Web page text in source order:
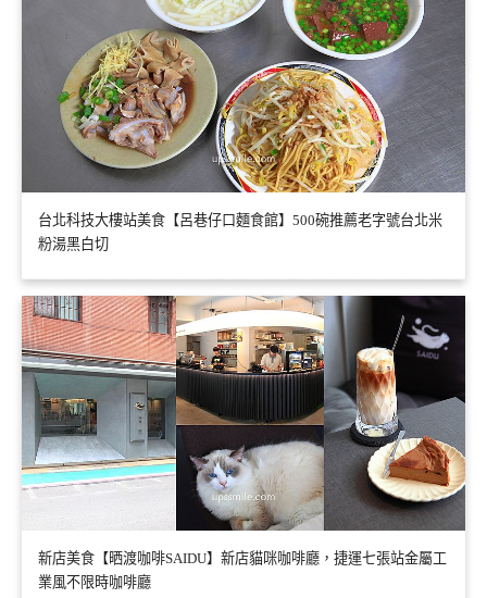
台北科技大樓站美食【呂巷仔口麵食館】500碗推薦老字號台北米
粉湯黑白切
新店美食【晒渡咖啡SAIDU】新店貓咪咖啡廳，捷運七張站金屬工
業風不限時咖啡廳